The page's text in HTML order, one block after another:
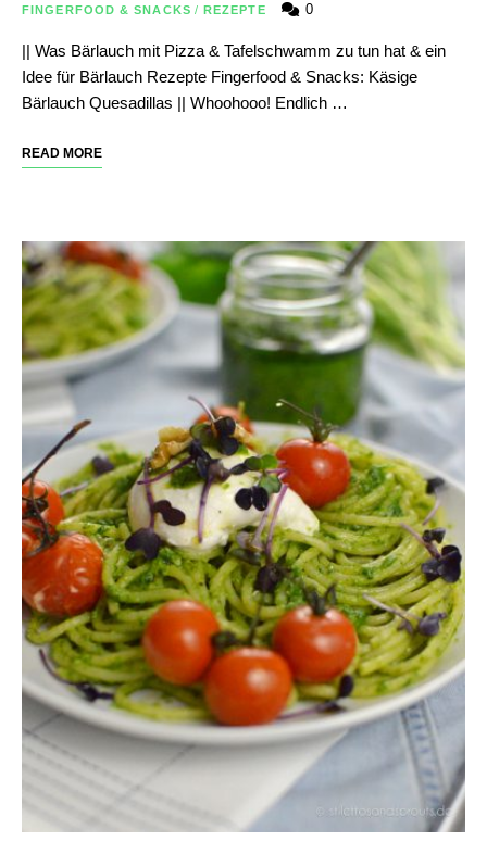
FINGERFOOD & SNACKS / REZEPTE 0
|| Was Bärlauch mit Pizza & Tafelschwamm zu tun hat & ein
Idee für Bärlauch Rezepte Fingerfood & Snacks: Käsige
Bärlauch Quesadillas || Whoohooo! Endlich …
READ MORE